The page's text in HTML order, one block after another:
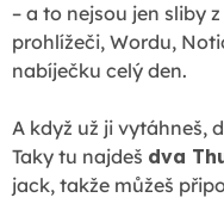
– a to nejsou jen sliby
prohlížeči, Wordu,
nabíječku celý den.
A když už ji vytáhneš,
Taky tu najdeš dva
jack, takže můžeš